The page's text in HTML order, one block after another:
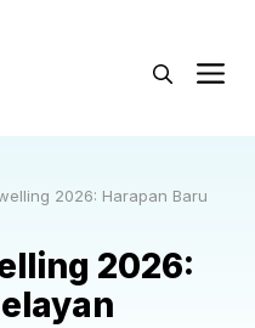
2026: Harapan Baru
2026: